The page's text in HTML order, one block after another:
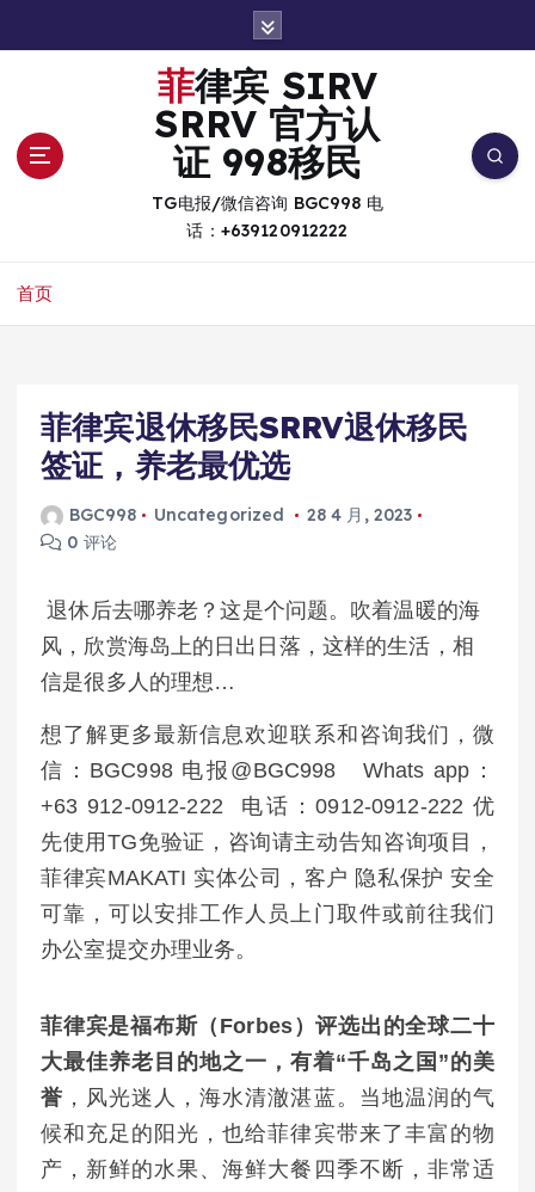
菲律宾 SIRV
SRRV 官方认
证 998移民
TG电报/微信咨询 BGC998 电
话：+639120912222
首页
菲律宾退休移民SRRV退休移民
签证，养老最优选
BGC998 Uncategorized
28 4 月, 2023
0 评论
退休后去哪养老？这是个问题。吹着温暖的海
风，欣赏海岛上的日出日落，这样的生活，相
信是很多人的理想…
想了解更多最新信息欢迎联系和咨询我们，微
信：BGC998 电报@BGC998 Whats app：
+63 912-0912-222 电话：0912-0912-222 优
先使用TG免验证，咨询请主动告知咨询项目，
菲律宾MAKATI 实体公司，客户 隐私保护 安全
可靠，可以安排工作人员上门取件或前往我们
办公室提交办理业务。
菲律宾是福布斯（Forbes）评选出的全球二十
大最佳养老目的地之一，有着“千岛之国”的美
誉 ，风光迷人，海水清澈湛蓝。当地温润的气
候和充足的阳光，也给菲律宾带来了丰富的物
产，新鲜的水果、海鲜大餐四季不断，非常适